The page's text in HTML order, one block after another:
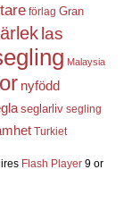
förlag Gran
las
Malaysia
nyfödd
seglarliv segling
Turkiet
Flash Player 9 or